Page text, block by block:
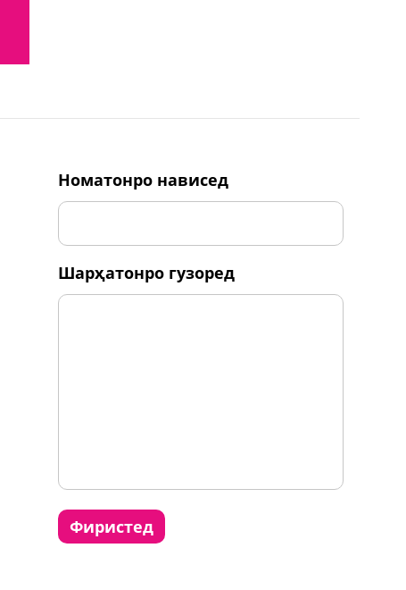
номатонро нависед
шарҳатонро гузоред
фиристед